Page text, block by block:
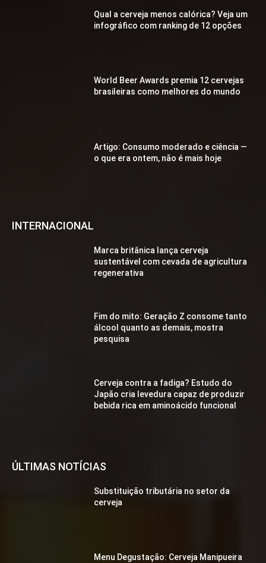
Qual a cerveja menos calórica? Veja um
infográfico com ranking de 12 opções
World Beer Awards premia 12 cervejas
brasileiras como melhores do mundo
Artigo: Consumo moderado e ciência —
o que era ontem, não é mais hoje
INTERNACIONAL
Marca britânica lança cerveja
sustentável com cevada de agricultura
regenerativa
Fim do mito: Geração Z consome tanto
álcool quanto as demais, mostra
pesquisa
Cerveja contra a fadiga? Estudo do
Japão cria levedura capaz de produzir
bebida rica em aminoácido funcional
ÚLTIMAS NOTÍCIAS
Substituição tributária no setor da
cerveja
Menu Degustação: Cerveja Manipueira